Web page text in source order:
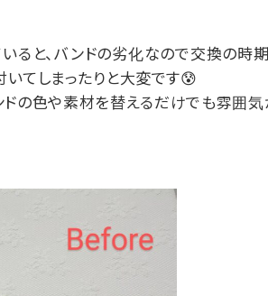
ると、バンドの劣化なので交換の時
いてしまったりと大変です😰
の色や素材を替えるだけでも雰囲気